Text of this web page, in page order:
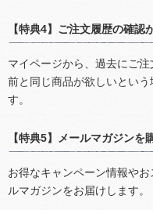
【特典4】ご注文履歴の確認
マイページから、過去にご注
前と同じ商品が欲しいとい
す。
【特典5】メールマガジンを
お得なキャンペーン情報や
ルマガジンをお届けします。